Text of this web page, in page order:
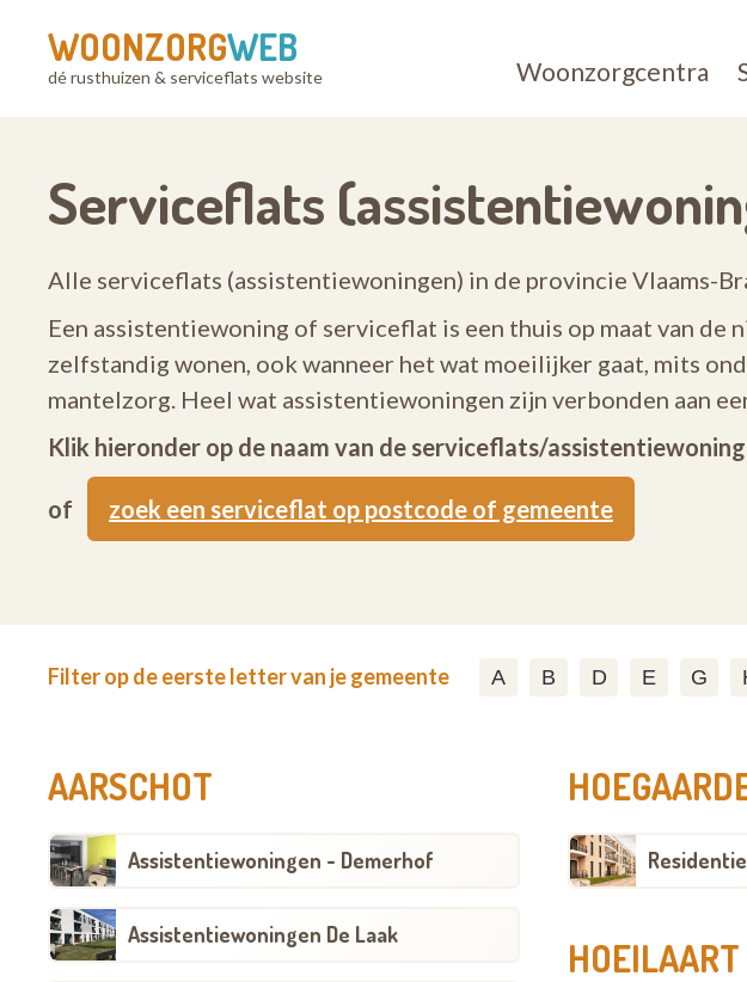
WOONZORGWEB
dé rusthuizen & serviceflats website Woonzorgcentra
Serviceflats
Alle serviceflats (assistentiewoningen) in de provincie Vlaams-
Een assistentiewoning of serviceflat is een thuis op maat van de
zelfstandig wonen, ook wanneer het wat moeilijker gaat, mits
mantelzorg. Heel wat assistentiewoningen zijn verbonden aan
Klik hieronder op de naam van de serviceflats/
of zoek een serviceflat op postcode of gemeente
Filter op de eerste letter van je gemeente A B D E G
AARSCHOT
Assistentiewoningen - Demerhof
Assistentiewoningen De Laak
HOEILAART